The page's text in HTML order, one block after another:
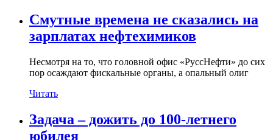
Смутные времена не сказались на
зарплатах нефтехимиков
Несмотря на то, что головной офис «РуссНефти» до сих
пор осаждают фискальные органы, а опальный олиг
Читать
Задача – дожить до 100-летнего
юбилея